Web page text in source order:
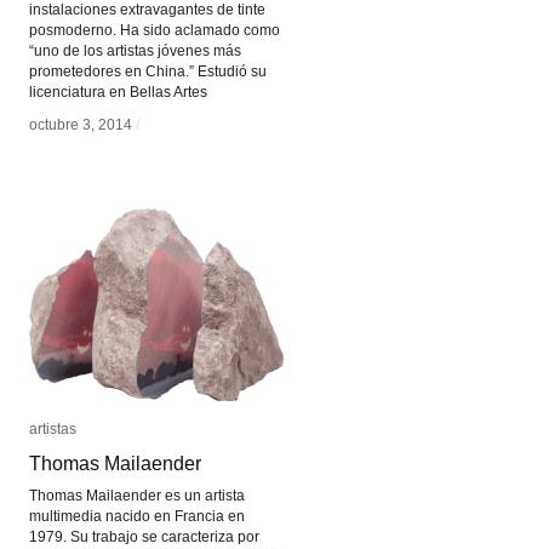
instalaciones extravagantes de tinte
posmoderno. Ha sido aclamado como
“uno de los artistas jóvenes más
prometedores en China.” Estudió su
licenciatura en Bellas Artes
octubre 3, 2014 /
octubre 3, 2014 /
artistas
Thomas Mailaender
Thomas Mailaender es un artista
multimedia nacido en Francia en
1979. Su trabajo se caracteriza por
artistas
Thomas Mailaender